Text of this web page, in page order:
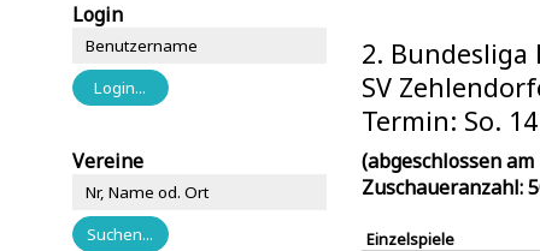
Login
Vereine
2. Bundesliga
SV
Termin: So.
(abgeschlossen am
Zuschaueranzahl:
Einzelspiele